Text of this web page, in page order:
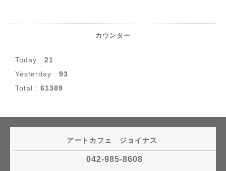
カウンター
Today : 21
Yesterday : 93
Total : 61389
アートカフェ ジョイナス
042-985-8608